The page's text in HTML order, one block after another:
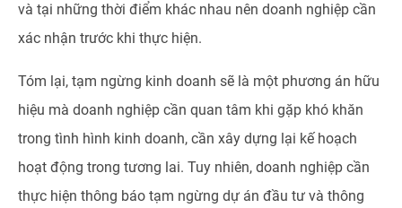
và tại những thời điểm khác nhau nên doanh nghiệp cần
xác nhận trước khi thực hiện.
Tóm lại, tạm ngừng kinh doanh sẽ là một phương án hữu
hiệu mà doanh nghiệp cần quan tâm khi gặp khó khăn
trong tình hình kinh doanh, cần xây dựng lại kế hoạch
hoạt động trong tương lai. Tuy nhiên, doanh nghiệp cần
thực hiện thông báo tạm ngừng dự án đầu tư và thông